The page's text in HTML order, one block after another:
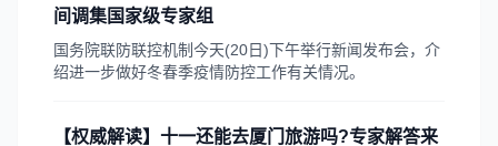
间调集国家级专家组
国务院联防联控机制今天(20日)下午举行新闻发布会，介
绍进一步做好冬春季疫情防控工作有关情况。
【权威解读】十一还能去厦门旅游吗?专家解答来